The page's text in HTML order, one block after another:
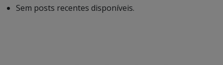
Sem posts recentes disponíveis.